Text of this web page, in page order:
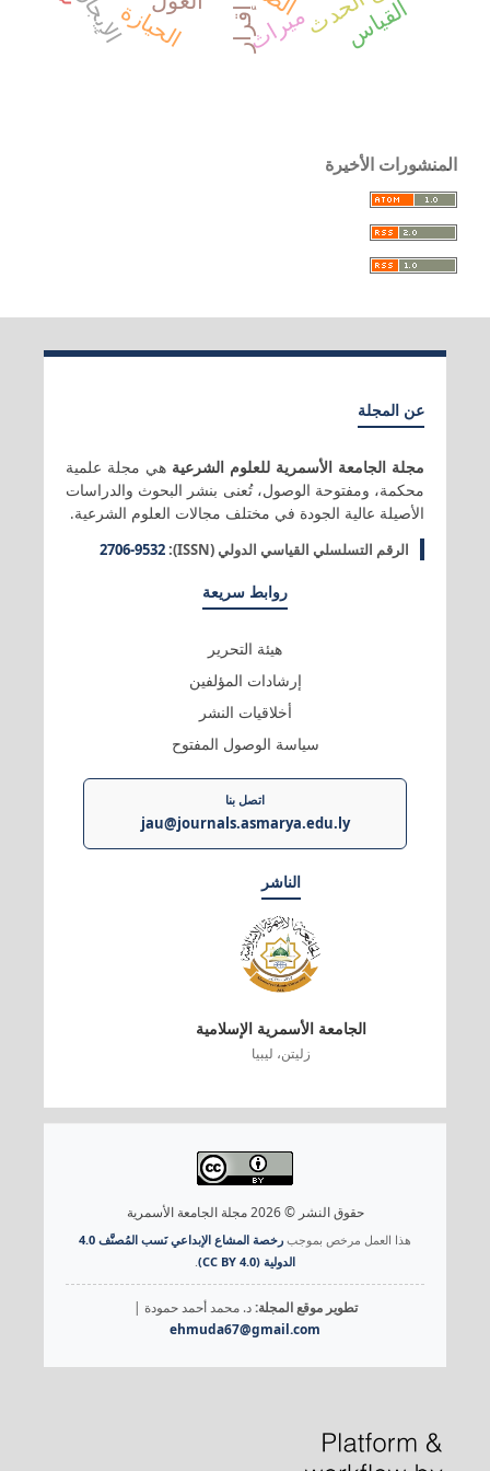
القياس ميراثإقرار الحيازةالإيجاز
المنشورات الأخيرة
عن المجلة
مجلة الجامعة الأسمرية للعلوم الشرعية هي مجلة علمية
محكمة، ومفتوحة الوصول، تُعنى بنشر البحوث والدراسات
الأصيلة عالية الجودة في مختلف مجالات العلوم الشرعية.
الرقم التسلسلي القياسي الدولي (ISSN):
2706-9532
روابط سريعة
هيئة التحرير
إرشادات المؤلفين
أخلاقيات النشر
سياسة الوصول المفتوح
اتصل بنا
jau@journals.asmarya.edu.ly
الناشر
الجامعة الأسمرية الإسلامية
زليتن، ليبيا
حقوق النشر © 2026 مجلة الجامعة الأسمرية
هذا العمل مرخص بموجب
رخصة المشاع الإبداعي نَسب المُصنَّف 4.0
الدولية (CC BY 4.0)
.
تطوير موقع المجلة:د. محمد أحمد حمودة |
ehmuda67@gmail.com